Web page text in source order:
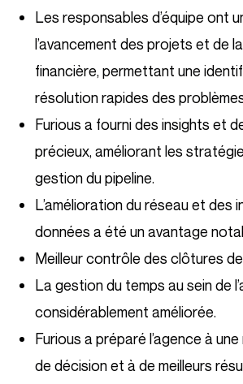
Les responsables d’équipe ont
l’avancement des projets et de
financière, permettant une
résolution rapides des
Furious a fourni des insights et
précieux, améliorant les
gestion du pipeline.
L’amélioration du réseau et des
données a été un avantage
Meilleur contrôle des clôtures
La gestion du temps au sein de
considérablement améliorée.
Furious a préparé l’agence à
de décision et à de meilleurs